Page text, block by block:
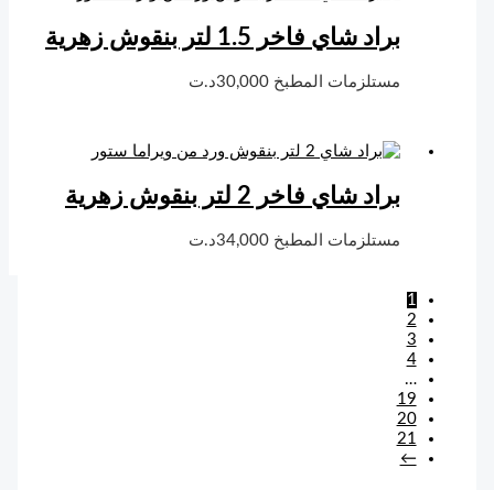
براد شاي فاخر 1.5 لتر بنقوش زهرية
مستلزمات المطبخ30,000د.ت
براد شاي فاخر 2 لتر بنقوش زهرية
مستلزمات المطبخ34,000د.ت
1
2
3
4
…
19
20
21
←